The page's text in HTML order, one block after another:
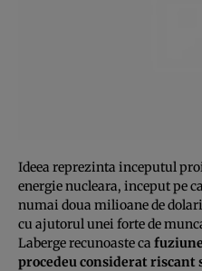
Ideea reprezinta inceputul
energie nucleara, inceput pe
numai doua milioane de
cu ajutorul unei forte de
Laberge recunoaste ca
procedeu considerat riscant